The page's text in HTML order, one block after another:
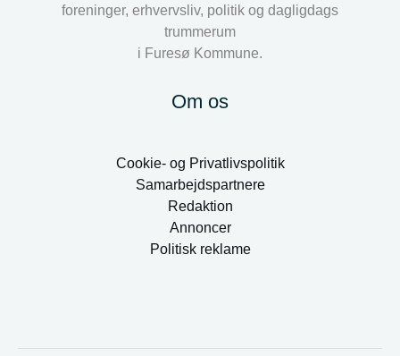
foreninger, erhvervsliv, politik og dagligdags
trummerum
i Furesø Kommune.
Om os
Cookie- og Privatlivspolitik
Samarbejdspartnere
Redaktion
Annoncer
Politisk reklame